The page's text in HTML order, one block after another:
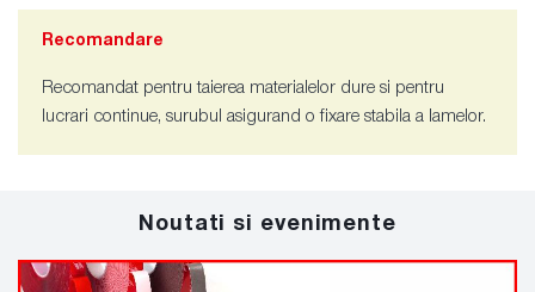
Recomandare
Recomandat pentru taierea materialelor dure si pentru
lucrari continue, surubul asigurand o fixare stabila a lamelor.
Noutati si evenimente